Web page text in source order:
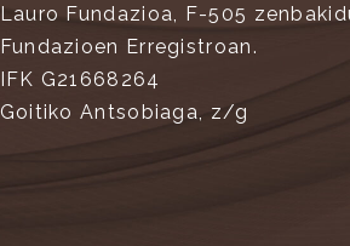
Lauro Fundazioa, F-505
Fundazioen Erregistroan.
IFK G21668264
Goitiko Antsobiaga, z/g